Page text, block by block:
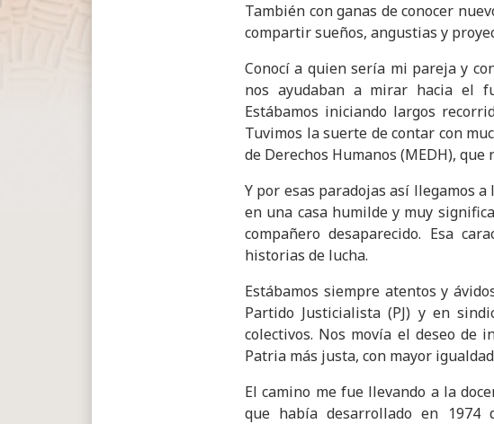
También con ganas de conocer
compartir sueños, angustias y
Conocí a quien sería mi pareja y
nos ayudaban a mirar hacia el
Estábamos iniciando largos
Tuvimos la suerte de contar con
de Derechos Humanos (MEDH),
Y por esas paradojas así llegamos
en una casa humilde y muy
compañero desaparecido. Esa
historias de lucha.
Estábamos siempre atentos y
Partido Justicialista (PJ) y en
colectivos. Nos movía el deseo de
Patria más justa, con mayor
El camino me fue llevando a la
que había desarrollado en 1974